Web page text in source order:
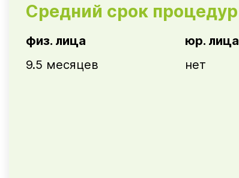
Средний срок процедур
физ. лица
9.5 месяцев
юр. лица
нет